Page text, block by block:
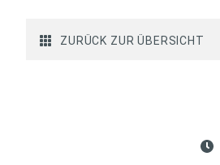
ZURÜCK ZUR ÜBERSICHT